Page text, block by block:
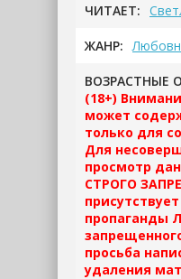
ЧИТАЕТ:
ЖАНР:
ВОЗРАСТНЫЕ
(18+)
может
только для
Для
просмотр
СТРОГО
пропаганды
просьба
удаления